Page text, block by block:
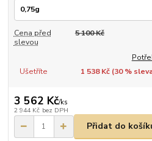
Cena před
slevou
5 100 Kč
Ušetříte
1 538 Kč (30%
3 562 Kč/ks
2 944 Kč bez DPH
Přidat do